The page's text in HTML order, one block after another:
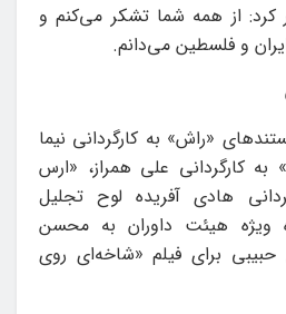
کرد: از همه شما تشکر می‌کنم و
و فلسطین می‌دانم.
«راش» به کارگردانی ‌نیما
به کارگردانی ‌علی همراز، «ارس
‌هادی آفریده لوح تجلیل
ویژه هیئت داوران به محسن
حبیبی برای فیلم «شاخه‌ای روی